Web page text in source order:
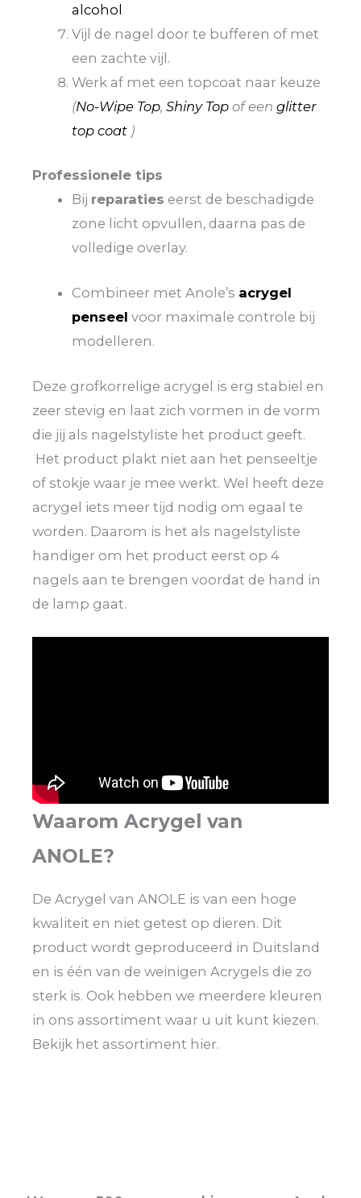
alcohol
Vijl de nagel door te bufferen of met
een zachte vijl.
Werk af met een topcoat naar keuze
(No-Wipe Top,Shiny Topof eenglitter
top coat )
Professionele tips
Bij reparaties eerst de beschadigde
zone licht opvullen, daarna pas de
volledige overlay.
Combineer met Anole’s acrygel
penseel voor maximale controle bij
modelleren.
Deze grofkorrelige acrygel is erg stabiel en
zeer stevig en laat zich vormen in de vorm
die jij als nagelstyliste het product geeft.
Het product plakt niet aan het penseeltje
of stokje waar je mee werkt. Wel heeft deze
acrygel iets meer tijd nodig om egaal te
worden. Daarom is het als nagelstyliste
handiger om het product eerst op 4
nagels aan te brengen voordat de hand in
de lamp gaat.
Waarom Acrygel van
ANOLE?
De Acrygel van ANOLE is van een hoge
kwaliteit en niet getest op dieren. Dit
product wordt geproduceerd in Duitsland
en is één van de weinigen Acrygels die zo
sterk is. Ook hebben we meerdere kleuren
in ons assortiment waar u uit kunt kiezen.
Bekijk het assortiment hier.